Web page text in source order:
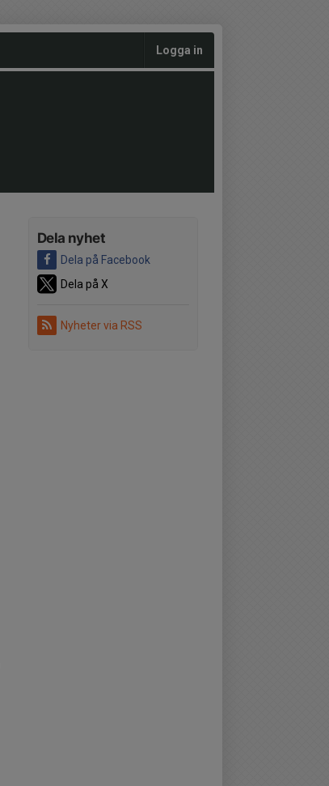
Logga in
Dela nyhet
Dela på Facebook
Dela på X
Nyheter via RSS